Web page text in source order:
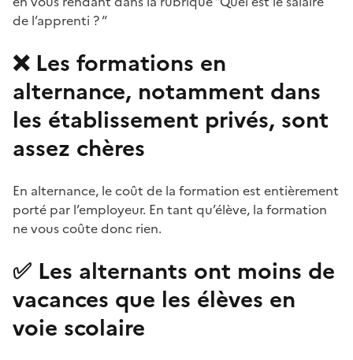
de l’apprenti ? “
❌ Les formations en
alternance, notamment dans
les établissement privés, sont
assez chères
En alternance, le coût de la formation est entièrement
porté par l’employeur. En tant qu’élève, la formation
ne vous coûte donc rien.
✅ Les alternants ont moins de
vacances que les élèves en
voie scolaire